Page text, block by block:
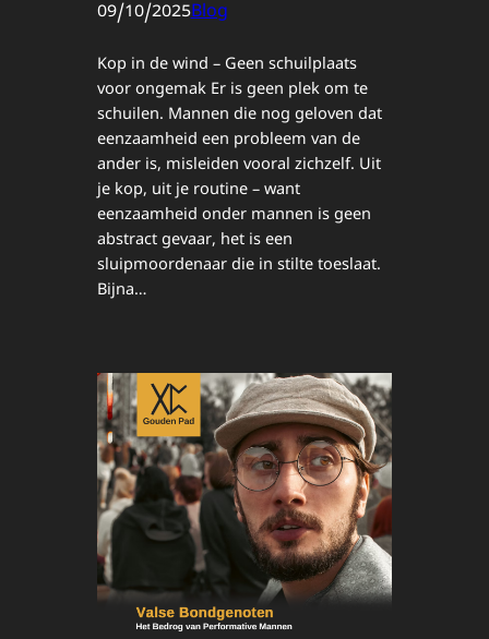
09/10/2025Blog
Kop in de wind – Geen schuilplaats
voor ongemak Er is geen plek om te
schuilen. Mannen die nog geloven dat
eenzaamheid een probleem van de
ander is, misleiden vooral zichzelf. Uit
je kop, uit je routine – want
eenzaamheid onder mannen is geen
abstract gevaar, het is een
sluipmoordenaar die in stilte toeslaat.
Bijna…